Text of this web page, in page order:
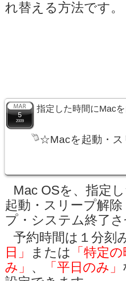
れ替える方法です。
5
2009
指定した時間にMac
☆Macを起動・ス
Mac OSを、指定
起動・スリープ解
プ・システム終了さ
予約時間は１分刻
日」
または 「特定の
み」 、 「平日のみ」